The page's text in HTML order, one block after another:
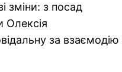
зміни: з посад
Олексія
за взаємодію